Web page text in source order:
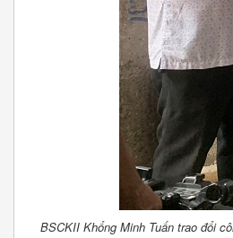
BSCKII Khổng Minh Tuấn trao đổi